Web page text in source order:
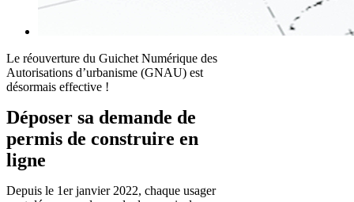
Le réouverture du Guichet Numérique des
Autorisations d’urbanisme (GNAU) est
désormais effective !
Déposer sa demande de
permis de construire en
ligne
Depuis le 1er janvier 2022, chaque usager